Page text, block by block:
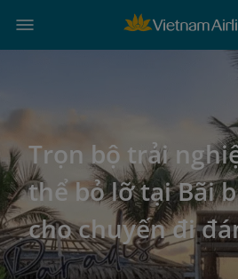
Trọn bộ trải
thể bỏ lỡ tại Bãi
cho chuyến đi